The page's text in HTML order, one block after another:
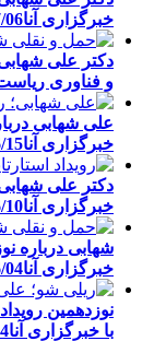
خبرگزاری آنا
دکتر علی
و فناوری
علی شهابی
خبرگزاری آنا
دکتر علی
خبرگزاری آنا
شهابی درباره
خبرگزاری آنا
نوزدهمین
با خبرگزاری آنا